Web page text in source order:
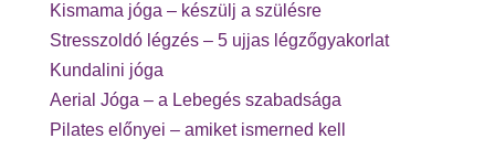
Kismama jóga – készülj a szülésre
Stresszoldó légzés – 5 ujjas légzőgyakorlat
Kundalini jóga
Aerial Jóga – a Lebegés szabadsága
Pilates előnyei – amiket ismerned kell